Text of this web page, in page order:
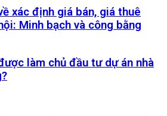
xác định giá bán, giá thuê
Minh bạch và công bằng
làm chủ đầu tư dự án nhà